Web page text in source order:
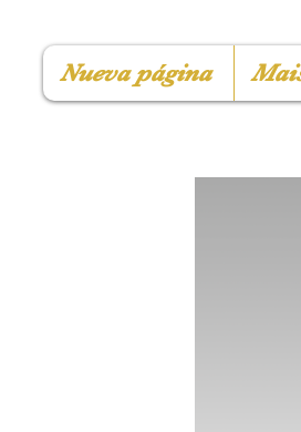
Nueva página